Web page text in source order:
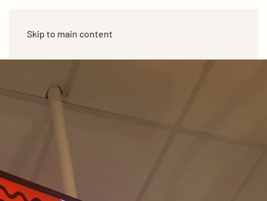
Skip to main content